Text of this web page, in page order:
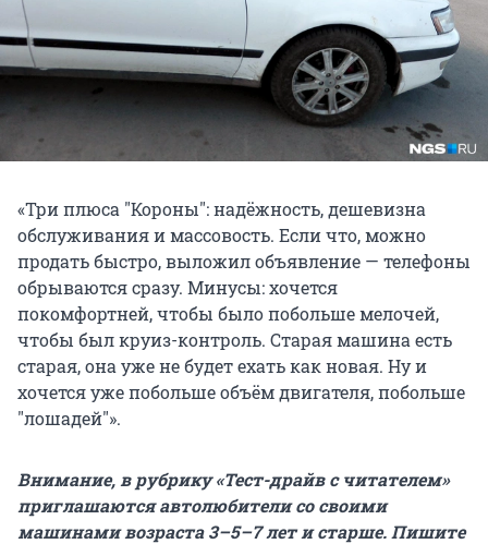
«Три плюса "Короны": надёжность, дешевизна
обслуживания и массовость. Если что, можно
продать быстро, выложил объявление — телефоны
обрываются сразу. Минусы: хочется
покомфортней, чтобы было побольше мелочей,
чтобы был круиз-контроль. Старая машина есть
старая, она уже не будет ехать как новая. Ну и
хочется уже побольше объём двигателя, побольше
"лошадей"».
Внимание, в рубрику «Тест-драйв с читателем»
приглашаются автолюбители со своими
машинами возраста 3–5–7 лет и старше. Пишите